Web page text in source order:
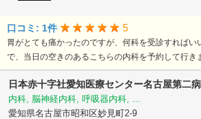
口コミ: 1件 5
胃がとても痛かったのですが、何科を受診すればい
で、当日の空きのあるこちらの内科を予約して行き
日本赤十字社愛知医療センター名古屋第二
内科, 脳神経内科, 呼吸器内科, ...
愛知県名古屋市昭和区妙見町2-9